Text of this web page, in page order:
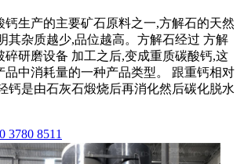
钙生产的主要矿石原料之一,方解石的天然
其杂质越少,品位越高。方解石经过 方解
碎研磨设备 加工之后,变成重质碳酸钙,这
品中消耗量的一种产品类型。 跟重钙相对
钙是由石灰石煅烧后再消化然后碳化脱水
3780 8511